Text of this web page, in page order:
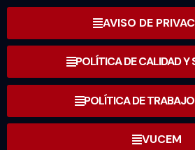
AVISO DE
POLÍTICA DE CALIDAD Y
POLÍTICA DE
VUCEM